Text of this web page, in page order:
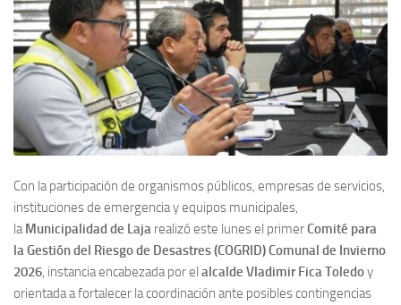
Con la participación de organismos públicos, empresas de servicios,
instituciones de emergencia y equipos municipales,
laMunicipalidad de Laja realizó este lunes el primerComité para
la Gestión del Riesgo de Desastres (COGRID) Comunal de Invierno
2026, instancia encabezada por el alcalde Vladimir Fica Toledoy
orientada a fortalecer la coordinación ante posibles contingencias